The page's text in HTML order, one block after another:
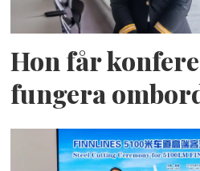
Hon får
fungera